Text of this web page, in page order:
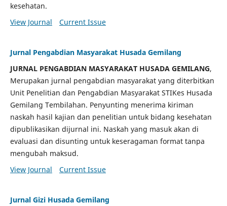
kesehatan.
View Journal
Current Issue
Jurnal Pengabdian Masyarakat Husada Gemilang
JURNAL PENGABDIAN MASYARAKAT HUSADA GEMILANG,
Merupakan jurnal pengabdian masyarakat yang diterbitkan
Unit Penelitian dan Pengabdian Masyarakat STIKes Husada
Gemilang Tembilahan. Penyunting menerima kiriman
naskah hasil kajian dan penelitian untuk bidang kesehatan
dipublikasikan dijurnal ini. Naskah yang masuk akan di
evaluasi dan disunting untuk keseragaman format tanpa
mengubah maksud.
View Journal
Current Issue
Jurnal Gizi Husada Gemilang